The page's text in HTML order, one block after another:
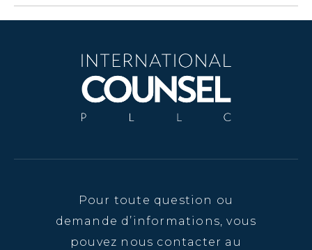
Pour toute question ou
demande d’informations, vous
pouvez nous contacter au